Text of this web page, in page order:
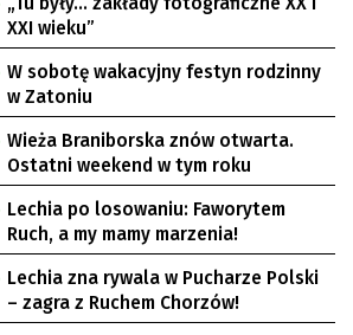
XXI wieku”
W sobotę wakacyjny festyn rodzinny
w Zatoniu
Wieża Braniborska znów otwarta.
Ostatni weekend w tym roku
Lechia po losowaniu: Faworytem
Ruch, a my mamy marzenia!
Lechia zna rywala w Pucharze Polski
– zagra z Ruchem Chorzów!